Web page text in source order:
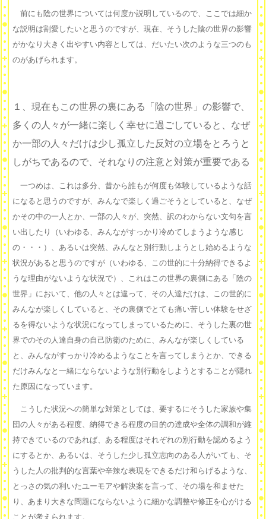
前にも陰の世界については何度か説明しているので、ここでは細か
な説明は割愛したいと思うのですが、現在、そうした陰の世界の影響
がかなり大きく出やすい内容としては、だいたい次のような三つのも
のがあげられます。
１、現在もこの世界の裏にある「陰の世界」の影響で、
多くの人々が一緒に楽しく幸せに過ごしていると、なぜ
か一部の人々だけは少し孤立した反対の立場をとろうと
しがちであるので、それなりの注意と対策が重要である
一つめは、これは多分、昔から誰もが何度も体験しているような話
になると思うのですが、みんなで楽しく過ごそうとしていると、なぜ
かその中の一人とか、一部の人々が、突然、訳のわからない文句を言
い出したり（いわゆる、みんながすっかり冷めてしまうような感じ
の・・・）、あるいは突然、みんなと別行動しようとし始めるような
状況があると思うのですが（いわゆる、この世的に十分納得できるよ
うな理由がないような状況で）、これはこの世界の裏側にある「陰の
世界」において、他の人々とは違って、その人達だけは、この世的に
みんなが楽しくしていると、その裏側でとても痛い苦しい体験をせざ
るを得ないような状況になってしまっているために、そうした裏の世
界でのその人達自身の自己防衛のために、みんなが楽しくしている
と、みんながすっかり冷めるようなことを言ってしまうとか、できる
だけみんなと一緒にならないような別行動をしようとすることが隠れ
た原因になっています。
こうした状況への簡単な対策としては、要するにそうした家族や集
団の人々がある程度、納得できる程度の目的の達成や全体の調和が維
持できているのであれば、ある程度はそれぞれの別行動を認めるよう
にするとか、あるいは、そうした少し孤立志向のある人がいても、そ
うした人の批判的な言葉や辛辣な表現をできるだけ和らげるような、
とっさの気の利いたユーモアや解決案を言って、その場を和ませた
り、あまり大きな問題にならないように細かな調整や修正を心がける
ことが考えられます。